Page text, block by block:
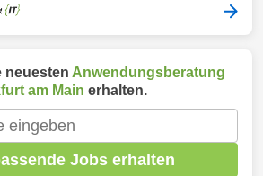
neuesten Anwendungsberatung
am Main erhalten.
Jobs erhalten